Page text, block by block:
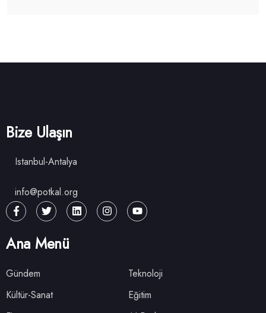
Bize Ulaşın
Istanbul-Antalya
info@potkal.org
Ana Menü
Gündem
Teknoloji
Kültür-Sanat
Eğitim